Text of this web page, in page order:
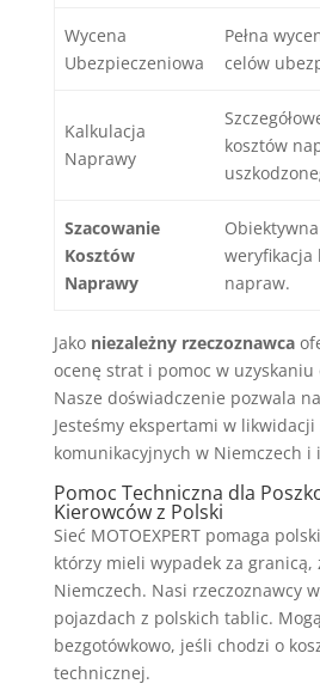
Wycena
Ubezpieczeniowa
Pełna
celów
Kalkulacja
Naprawy
kosztów
Szacowanie
Kosztów
Naprawy
weryfikacja
napraw.
Jako niezależny rzeczoznawca
ocenę strat i pomoc w uzyskaniu
Nasze doświadczenie pozwala
Jesteśmy ekspertami w likwidacji
komunikacyjnych w Niemczech i
Pomoc Techniczna dla
Kierowców z Polski
Sieć MOTOEXPERT pomaga
którzy mieli wypadek za granicą,
Niemczech. Nasi rzeczoznawcy
pojazdach z polskich tablic.
bezgotówkowo, jeśli chodzi o
technicznej.